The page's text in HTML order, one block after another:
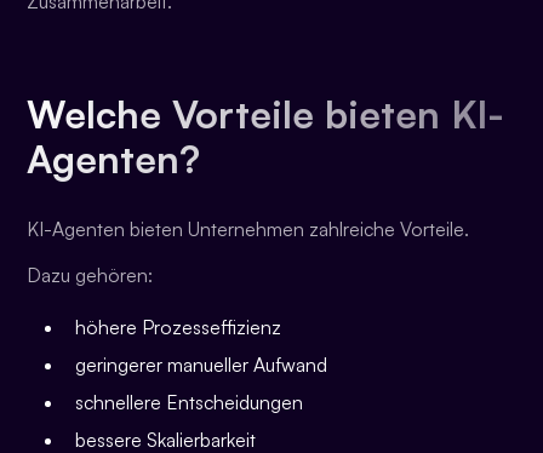
Welche Vorteile bieten KI-
Agenten?
KI-Agenten bieten Unternehmen zahlreiche Vorteile.
Dazu gehören:
höhere Prozesseffizienz
geringerer manueller Aufwand
schnellere Entscheidungen
bessere Skalierbarkeit